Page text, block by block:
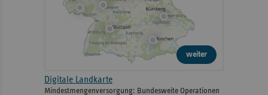
weiter
Digitale Landkarte
Mindestmengenversorgung: Bundesweite Operationen